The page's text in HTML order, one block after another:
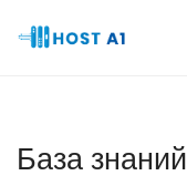
База знаний